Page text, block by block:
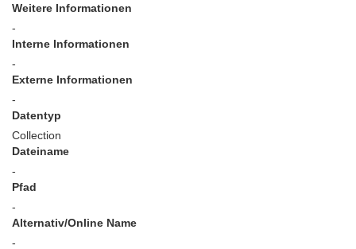
Weitere Informationen
-
Interne Informationen
-
Externe Informationen
-
Datentyp
Collection
Dateiname
-
Pfad
-
Alternativ/Online Name
-